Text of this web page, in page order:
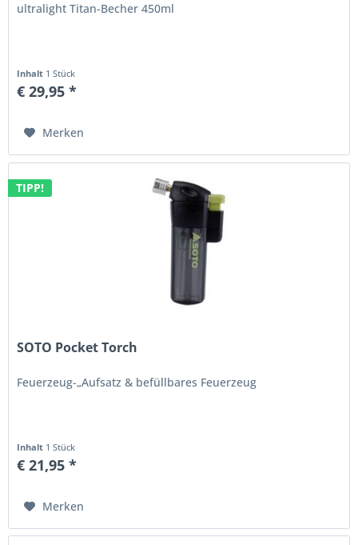
ultralight Titan-Becher 450ml
Inhalt 1 Stück
€ 29,95 *
Merken
TIPP!
SOTO Pocket Torch
Feuerzeug-„Aufsatz & befüllbares Feuerzeug
Inhalt 1 Stück
€ 21,95 *
Merken